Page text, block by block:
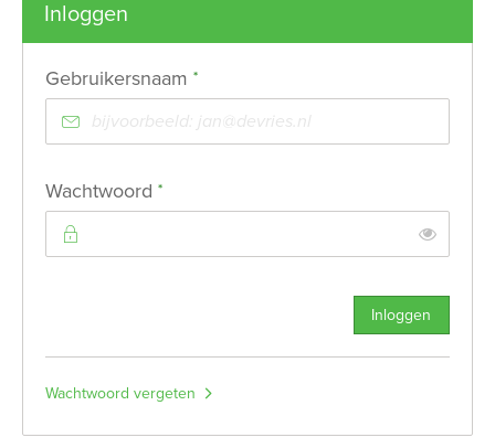
Inloggen
Gebruikersnaam *
Wachtwoord *
Inloggen
Wachtwoord vergeten